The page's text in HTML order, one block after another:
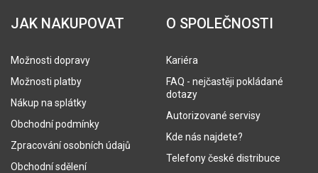
JAK NAKUPOVAT
Možnosti dopravy
Možnosti platby
Nákup na splátky
Obchodní podmínky
Zpracování osobních údajů
Obchodní sdělení
O SPOLEČNOSTI
Kariéra
FAQ - nejčastěji pokládané
dotazy
Autorizované servisy
Kde nás najdete?
Telefony české distribuce